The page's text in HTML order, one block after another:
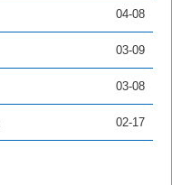
04-08
03-09
03-08
02-17